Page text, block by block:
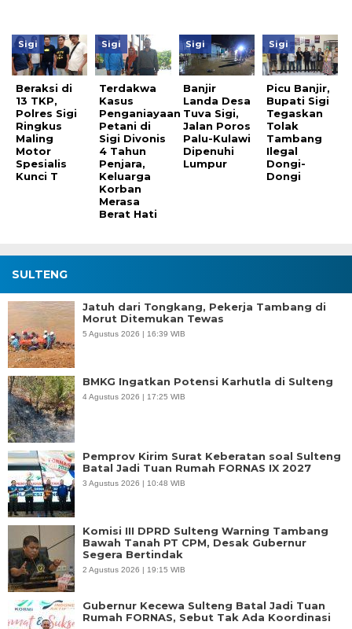
Sigi
Beraksi di
13 TKP,
Polres Sigi
Ringkus
Maling
Motor
Spesialis
Kunci T
Sigi
Terdakwa
Kasus
Penganiayaan
Petani di
Sigi Divonis
4 Tahun
Penjara,
Keluarga
Korban
Merasa
Berat Hati
Sigi
Banjir
Landa Desa
Tuva Sigi,
Jalan Poros
Palu-Kulawi
Dipenuhi
Lumpur
Sigi
Picu Banjir,
Bupati Sigi
Tegaskan
Tolak
Tambang
Ilegal
Dongi-
Dongi
SULTENG
Jatuh dari Tongkang, Pekerja Tambang di
Morut Ditemukan Tewas
5 Agustus 2026 | 16:39 WIB
BMKG Ingatkan Potensi Karhutla di Sulteng
4 Agustus 2026 | 17:25 WIB
Pemprov Kirim Surat Keberatan soal Sulteng
Batal Jadi Tuan Rumah FORNAS IX 2027
3 Agustus 2026 | 10:48 WIB
Komisi III DPRD Sulteng Warning Tambang
Bawah Tanah PT CPM, Desak Gubernur
Segera Bertindak
2 Agustus 2026 | 19:15 WIB
Gubernur Kecewa Sulteng Batal Jadi Tuan
Rumah FORNAS, Sebut Tak Ada Koordinasi